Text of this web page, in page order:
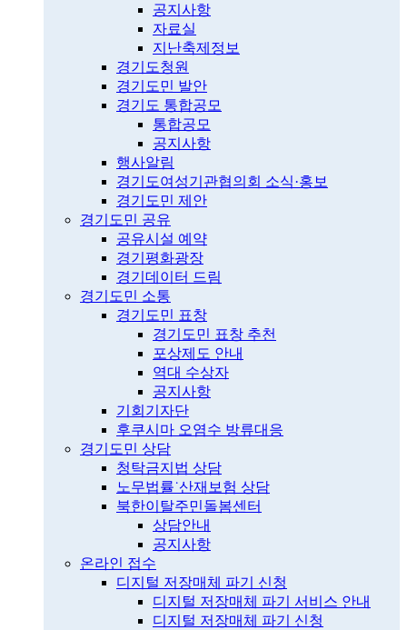
공지사항
자료실
지난축제정보
경기도청원
경기도민 발안
경기도 통합공모
통합공모
공지사항
행사알림
경기도여성기관협의회 소식·홍보
경기도민 제안
경기도민 공유
공유시설 예약
경기평화광장
경기데이터 드림
경기도민 소통
경기도민 표창
경기도민 표창 추천
포상제도 안내
역대 수상자
공지사항
기회기자단
후쿠시마 오염수 방류대응
경기도민 상담
청탁금지법 상담
노무법률˙산재보험 상담
북한이탈주민돌봄센터
상담안내
공지사항
온라인 접수
디지털 저장매체 파기 신청
디지털 저장매체 파기 서비스 안내
디지털 저장매체 파기 신청